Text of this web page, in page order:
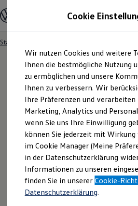
Hauptinhalt
springen
Footer
springen
Modelle und Konfigurator
Konfigurator
Modelle vergleichen
Elektroautos
ENERGY Sondermodelle
Nutzfahrzeuge
SUV und CUV
Familienautos
Kombis
Kompaktwagen
Sportwagen
Schnell verfügbare Fahrzeuge
Angebote und Produkte
Aktuelle Angebote
E-Auto-Förderung
Volkswagen Marktplatz
Die ENERGY Sondermodelle
Junge Gebrauchtwagen und
Volkswagen
Elektromobilität bei
Startseite
Ihr ID.
Die Ladezeit Ihres ID. hängt
Faktoren ab – vom Ladeort über
zum aktuellen
Cookie
Wir nutzen Cookies und weitere
Ihnen die bestmögliche Nutzung
zu ermöglichen und unsere
Ihnen zu verbessern. Wir
Ihre Präferenzen und
Marketing, Analytics und
wenn Sie uns Ihre Einwilligung
können Sie jederzeit mit
im Cookie Manager (Meine
in der Datenschutzerklärung
Informationen zu unseren
finden Sie in unsererCookie-
Datenschutzerklärung.